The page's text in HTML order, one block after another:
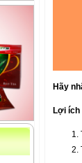
Hãy
Lợi ích